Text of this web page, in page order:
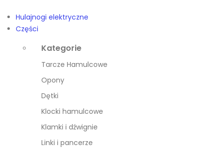
Hulajnogi elektryczne
Części
Kategorie
Tarcze Hamulcowe
Opony
Dętki
Klocki hamulcowe
Klamki i dźwignie
Linki i pancerze